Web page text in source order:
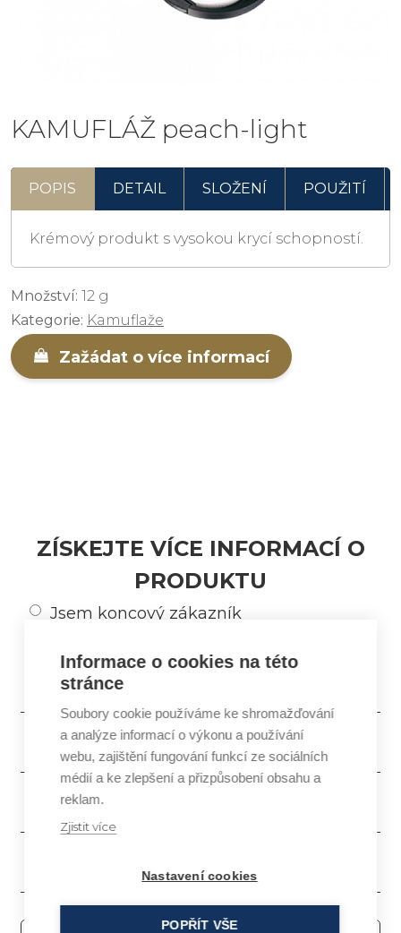
KAMUFLÁŽ peach-light
POPIS DETAIL SLOŽENÍ POUŽITÍ
Krémový produkt s vysokou krycí schopností.
Množství: 12 g
Kategorie: Kamuflaže
Zažádat o více informací
ZÍSKEJTE VÍCE INFORMACÍ O
PRODUKTU
Jsem koncový zákazník
Informace o cookies na této
stránce
Soubory cookie používáme ke shromažďování
a analýze informací o výkonu a používání
webu, zajištění fungování funkcí ze sociálních
médií a ke zlepšení a přizpůsobení obsahu a
reklam.
Zjistit více
Nastavení cookies
POPŘÍT VŠE